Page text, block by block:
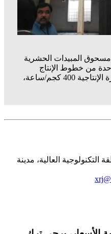
المبيدات الحشرية
من خطوط الإنتاج
المستمرة QDF-400 WP، القدرة الإنتاجية 400 كجم/ساعة،
التكنولوجية العالية، مدينة